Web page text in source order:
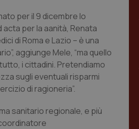
per il 9 dicembre lo
per la aanità, Renata
di Roma e Lazio – è una
aggiunge Mele, “ma quello
i cittadini. Pretendiamo
sugli eventuali risparmi
di ragioneria”.
sanitario regionale, e più